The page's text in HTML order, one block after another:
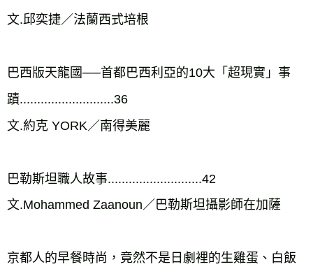
文.邱奕捷／法蘭西式培根
巴西版天龍國──首都巴西利亞的10大「超現實」事
蹟...........................36
文.約克 YORK／南得美麗
巴勒斯坦職人故事...........................42
文.Mohammed Zaanoun／巴勒斯坦攝影師在加薩
京都人的早餐時尚，竟然不是日劇裡的生雞蛋、白飯